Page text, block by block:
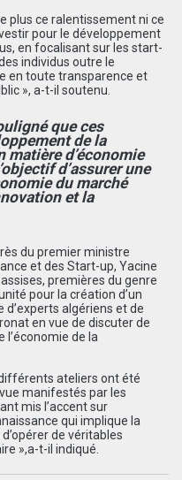
plus ce ralentissement ni ce
pour le développement
en focalisant sur les start-
individus outre le
en toute transparence et
», a-t-il soutenu.
que ces
de la
matière d’économie
d’assurer une
du marché
et la
du premier ministre
et des Start-up, Yacine
premières du genre
pour la création d’un
algériens et de
en vue de discuter de
l’économie de la
ateliers ont été
manifestés par les
mis l’accent sur
qui implique la
de véritables
»,a-t-il indiqué.